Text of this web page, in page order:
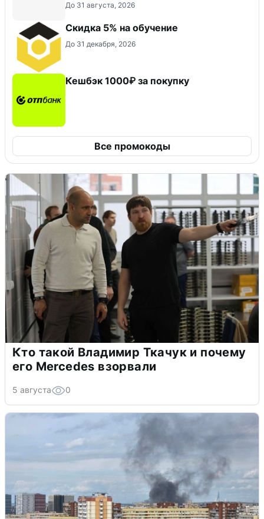
До 31 августа, 2026
Скидка 5% на обучение
До 31 декабря, 2026
Кешбэк 1000₽ за покупку
Все промокоды
Кто такой Владимир Ткачук и почему
его Mercedes взорвали
5 августа 0